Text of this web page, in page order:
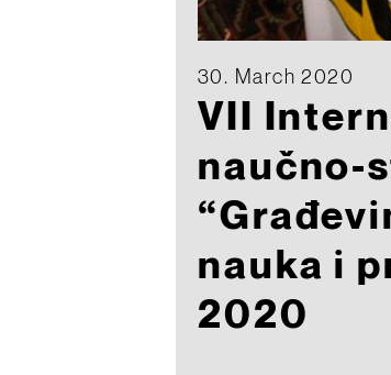
30. March 2020
VII
naučno-
nauka i
2020